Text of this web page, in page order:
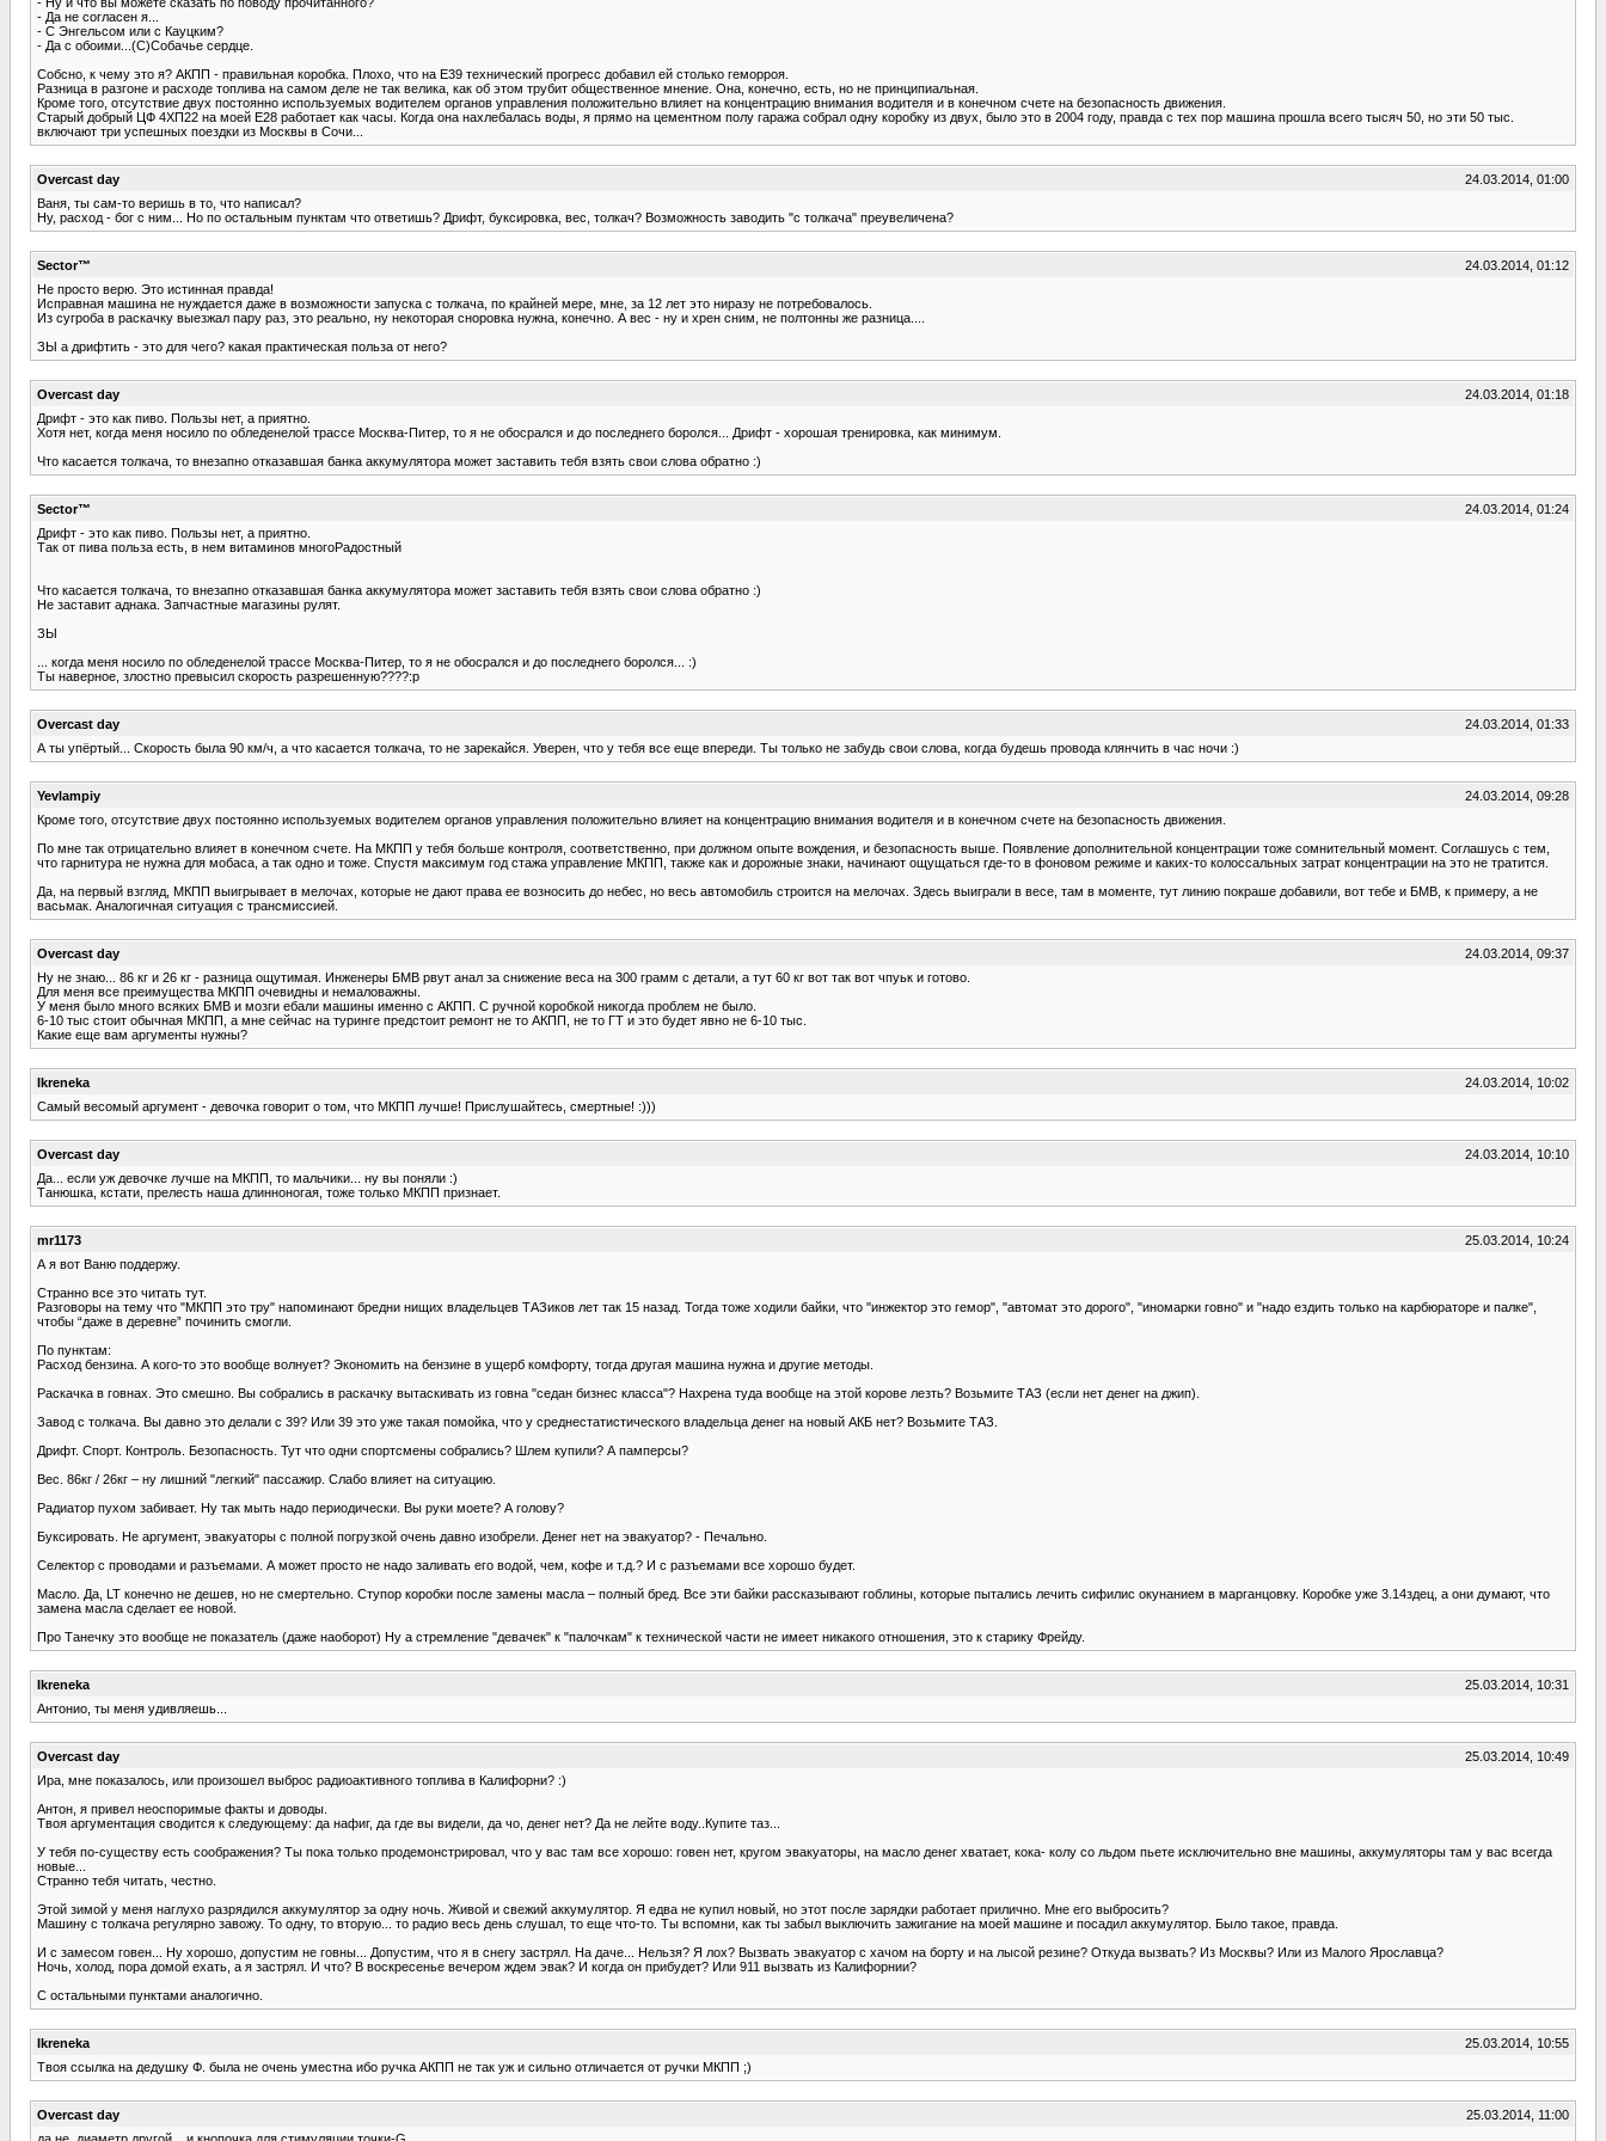
- Да не согласен я...
- С Энгельсом или с Кауцким?
- Да с обоими...(С)Собачье сердце.
Собсно, к чему это я? АКПП - правильная коробка. Плохо, что на Е39 технический прогресс добавил ей столько геморроя.
Разница в разгоне и расходе топлива на самом деле не так велика, как об этом трубит общественное мнение. Она, конечно, есть, но не принципиальная.
Кроме того, отсутствие двух постоянно используемых водителем органов управления положительно влияет на концентрацию внимания водителя и в конечном счете на безопасность движения.
Старый добрый ЦФ 4ХП22 на моей Е28 работает как часы. Когда она нахлебалась воды, я прямо на цементном полу гаража собрал одну коробку из двух, было это в 2004 году, правда с тех пор машина прошла всего тысяч 50, но эти 50 тыс.
включают три успешных поездки из Москвы в Сочи...
Overcast day
24.03.2014, 01:00
Ваня, ты сам-то веришь в то, что написал?
Ну, расход - бог с ним... Но по остальным пунктам что ответишь? Дрифт, буксировка, вес, толкач? Возможность заводить "с толкача" преувеличена?
Sector™
24.03.2014, 01:12
Не просто верю. Это истинная правда!
Исправная машина не нуждается даже в возможности запуска с толкача, по крайней мере, мне, за 12 лет это ниразу не потребовалось.
Из сугроба в раскачку выезжал пару раз, это реально, ну некоторая сноровка нужна, конечно. А вес - ну и хрен сним, не полтонны же разница....
ЗЫ а дрифтить - это для чего? какая практическая польза от него?
Overcast day
24.03.2014, 01:18
Дрифт - это как пиво. Пользы нет, а приятно.
Хотя нет, когда меня носило по обледенелой трассе Москва-Питер, то я не обосрался и до последнего боролся... Дрифт - хорошая тренировка, как минимум.
Что касается толкача, то внезапно отказавшая банка аккумулятора может заставить тебя взять свои слова обратно :)
Sector™
24.03.2014, 01:24
Дрифт - это как пиво. Пользы нет, а приятно.
Так от пива польза есть, в нем витаминов многоРадостный
Что касается толкача, то внезапно отказавшая банка аккумулятора может заставить тебя взять свои слова обратно :)
Не заставит аднака. Запчастные магазины рулят.
ЗЫ
... когда меня носило по обледенелой трассе Москва-Питер, то я не обосрался и до последнего боролся... :)
Ты наверное, злостно превысил скорость разрешенную????:p
Overcast day
24.03.2014, 01:33
А ты упёртый... Скорость была 90 км/ч, а что касается толкача, то не зарекайся. Уверен, что у тебя все еще впереди. Ты только не забудь свои слова, когда будешь провода клянчить в час ночи :)
Yevlampiy
24.03.2014, 09:28
Кроме того, отсутствие двух постоянно используемых водителем органов управления положительно влияет на концентрацию внимания водителя и в конечном счете на безопасность движения.
По мне так отрицательно влияет в конечном счете. На МКПП у тебя больше контроля, соответственно, при должном опыте вождения, и безопасность выше. Появление дополнительной концентрации тоже сомнительный момент. Соглашусь с тем,
что гарнитура не нужна для мобаса, а так одно и тоже. Спустя максимум год стажа управление МКПП, также как и дорожные знаки, начинают ощущаться где-то в фоновом режиме и каких-то колоссальных затрат концентрации на это не тратится.
Да, на первый взгляд, МКПП выигрывает в мелочах, которые не дают права ее возносить до небес, но весь автомобиль строится на мелочах. Здесь выиграли в весе, там в моменте, тут линию покраше добавили, вот тебе и БМВ, к примеру, а не
васьмак. Аналогичная ситуация с трансмиссией.
Overcast day
24.03.2014, 09:37
Ну не знаю... 86 кг и 26 кг - разница ощутимая. Инженеры БМВ рвут анал за снижение веса на 300 грамм с детали, а тут 60 кг вот так вот чпуьк и готово.
Для меня все преимущества МКПП очевидны и немаловажны.
У меня было много всяких БМВ и мозги ебали машины именно с АКПП. С ручной коробкой никогда проблем не было.
6-10 тыс стоит обычная МКПП, а мне сейчас на туринге предстоит ремонт не то АКПП, не то ГТ и это будет явно не 6-10 тыс.
Какие еще вам аргументы нужны?
Ikreneka
24.03.2014, 10:02
Самый весомый аргумент - девочка говорит о том, что МКПП лучше! Прислушайтесь, смертные! :)))
Overcast day
24.03.2014, 10:10
Да... если уж девочке лучше на МКПП, то мальчики... ну вы поняли :)
Танюшка, кстати, прелесть наша длинноногая, тоже только МКПП признает.
mr1173
25.03.2014, 10:24
А я вот Ваню поддержу.
Странно все это читать тут.
Разговоры на тему что "МКПП это тру" напоминают бредни нищих владельцев ТАЗиков лет так 15 назад. Тогда тоже ходили байки, что "инжектор это гемор", "автомат это дорого", "иномарки говно" и "надо ездить только на карбюраторе и палке",
чтобы “даже в деревне” починить смогли.
По пунктам:
Расход бензина. А кого-то это вообще волнует? Экономить на бензине в ущерб комфорту, тогда другая машина нужна и другие методы.
Раскачка в говнах. Это смешно. Вы собрались в раскачку вытаскивать из говна "седан бизнес класса"? Нахрена туда вообще на этой корове лезть? Возьмите ТАЗ (если нет денег на джип).
Завод с толкача. Вы давно это делали с 39? Или 39 это уже такая помойка, что у среднестатистического владельца денег на новый АКБ нет? Возьмите ТАЗ.
Дрифт. Спорт. Контроль. Безопасность. Тут что одни спортсмены собрались? Шлем купили? А памперсы?
Вес. 86кг / 26кг – ну лишний "легкий" пассажир. Слабо влияет на ситуацию.
Радиатор пухом забивает. Ну так мыть надо периодически. Вы руки моете? А голову?
Буксировать. Не аргумент, эвакуаторы с полной погрузкой очень давно изобрели. Денег нет на эвакуатор? - Печально.
Селектор с проводами и разъемами. А может просто не надо заливать его водой, чем, кофе и т.д.? И с разъемами все хорошо будет.
Масло. Да, LT конечно не дешев, но не смертельно. Ступор коробки после замены масла – полный бред. Все эти байки рассказывают гоблины, которые пытались лечить сифилис окунанием в марганцовку. Коробке уже 3.14здец, а они думают, что
замена масла сделает ее новой.
Про Танечку это вообще не показатель (даже наоборот) Ну а стремление "девачек" к "палочкам" к технической части не имеет никакого отношения, это к старику Фрейду.
Ikreneka
25.03.2014, 10:31
Антонио, ты меня удивляешь...
Overcast day
25.03.2014, 10:49
Ира, мне показалось, или произошел выброс радиоактивного топлива в Калифорни? :)
Антон, я привел неоспоримые факты и доводы.
Твоя аргументация сводится к следующему: да нафиг, да где вы видели, да чо, денег нет? Да не лейте воду..Купите таз...
У тебя по-существу есть соображения? Ты пока только продемонстрировал, что у вас там все хорошо: говен нет, кругом эвакуаторы, на масло денег хватает, кока- колу со льдом пьете исключительно вне машины, аккумуляторы там у вас всегда
новые...
Странно тебя читать, честно.
Этой зимой у меня наглухо разрядился аккумулятор за одну ночь. Живой и свежий аккумулятор. Я едва не купил новый, но этот после зарядки работает прилично. Мне его выбросить?
Машину с толкача регулярно завожу. То одну, то вторую... то радио весь день слушал, то еще что-то. Ты вспомни, как ты забыл выключить зажигание на моей машине и посадил аккумулятор. Было такое, правда.
И с замесом говен... Ну хорошо, допустим не говны... Допустим, что я в снегу застрял. На даче... Нельзя? Я лох? Вызвать эвакуатор с хачом на борту и на лысой резине? Откуда вызвать? Из Москвы? Или из Малого Ярославца?
Ночь, холод, пора домой ехать, а я застрял. И что? В воскресенье вечером ждем эвак? И когда он прибудет? Или 911 вызвать из Калифорнии?
С остальными пунктами аналогично.
Ikreneka
25.03.2014, 10:55
Твоя ссылка на дедушку Ф. была не очень уместна ибо ручка АКПП не так уж и сильно отличается от ручки МКПП ;)
Overcast day
25.03.2014, 11:00